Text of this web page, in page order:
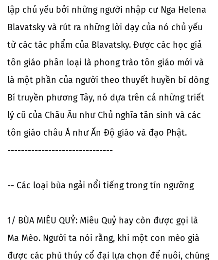
lập chủ yếu bởi những người nhập cư Nga Helena
Blavatsky và rút ra những lời dạy của nó chủ yếu
từ các tác phẩm của Blavatsky. Được các học giả
tôn giáo phân loại là phong trào tôn giáo mới và
là một phần của người theo thuyết huyền bí dòng
Bí truyền phương Tây, nó dựa trên cả những triết
lý cũ của Châu Âu như Chủ nghĩa tân sinh và các
tôn giáo châu Á như Ấn Độ giáo và đạo Phật.
-------------------------------
-- Các loại bùa ngải nổi tiếng trong tín ngưỡng
1/ BÙA MIÊU QUỶ: Miêu Quỷ hay còn được gọi là
Ma Mèo. Người ta nói rằng, khi một con mèo già
được các phù thủy cổ đại lựa chọn để nuôi, chúng